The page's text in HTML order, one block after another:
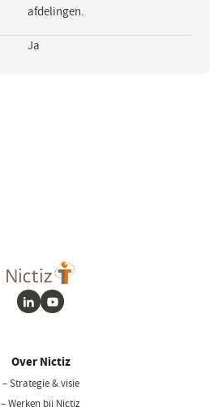
afdelingen.
Ja
LinkedInYoutube
Over Nictiz
– Strategie & visie
– Werken bij Nictiz